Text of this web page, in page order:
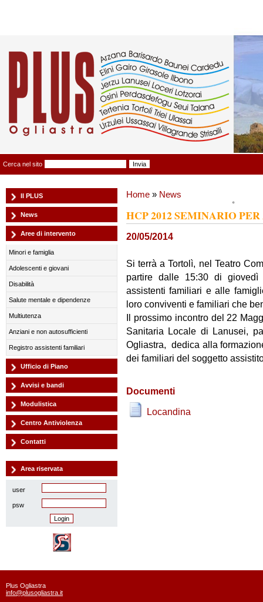
Cerca nel sito
Il PLUS
News
Aree di intervento
Minori e famiglia
Adolescenti e giovani
Disabilità
Salute mentale e dipendenze
Multiutenza
Anziani e non autosufficienti
Registro assistenti familiari
Ufficio di Piano
Avvisi e bandi
Modulistica
Centro Antiviolenza
Contatti
Area riservata
user
psw
Home » News
HCP 2012 SEMINARIO
20/05/2014
Si terrà a Tortolì, nel Teatro
partire dalle 15:30 di
assistenti familiari e alle
loro conviventi e familiari che
Il prossimo incontro del 22
Sanitaria Locale di Lanusei,
Ogliastra, dedica alla
dei familiari del soggetto
Documenti
Locandina
Plus Ogliastra
info@plusogliastra.it